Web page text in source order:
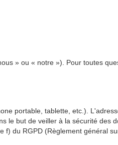
» ou « notre »). Pour toutes
portable, tablette, etc.).
le but de veiller à la sécurité des
du RGPD (Règlement général